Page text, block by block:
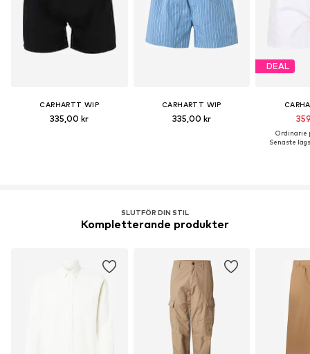
CARHARTT WIP
335,00 kr
CARHARTT WIP
335,00 kr
DEAL
Ordinarie
Senaste
SLUTFÖR DIN STIL
Kompletterande produkter